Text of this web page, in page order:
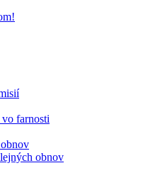
farnosti
obnov